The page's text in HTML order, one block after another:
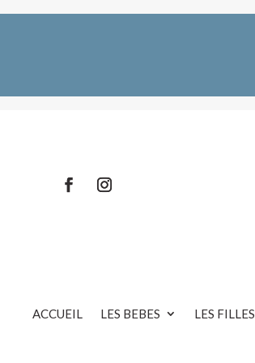
ACCUEIL LES BEBES LES FILLES